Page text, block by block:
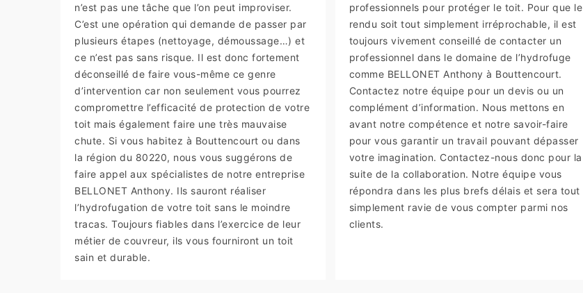
n’est pas une tâche que l’on peut improviser.
C’est une opération qui demande de passer par
plusieurs étapes (nettoyage, démoussage…) et
ce n’est pas sans risque. Il est donc fortement
déconseillé de faire vous-même ce genre
d’intervention car non seulement vous pourrez
compromettre l’efficacité de protection de votre
toit mais également faire une très mauvaise
chute. Si vous habitez à Bouttencourt ou dans
la région du 80220, nous vous suggérons de
faire appel aux spécialistes de notre entreprise
BELLONET Anthony. Ils sauront réaliser
l’hydrofugation de votre toit sans le moindre
tracas. Toujours fiables dans l’exercice de leur
métier de couvreur, ils vous fourniront un toit
sain et durable.
professionnels pour protéger le toit. Pour que le
rendu soit tout simplement irréprochable, il est
toujours vivement conseillé de contacter un
professionnel dans le domaine de l’hydrofuge
comme BELLONET Anthony à Bouttencourt.
Contactez notre équipe pour un devis ou un
complément d’information. Nous mettons en
avant notre compétence et notre savoir-faire
pour vous garantir un travail pouvant dépasser
votre imagination. Contactez-nous donc pour la
suite de la collaboration. Notre équipe vous
répondra dans les plus brefs délais et sera tout
simplement ravie de vous compter parmi nos
clients.